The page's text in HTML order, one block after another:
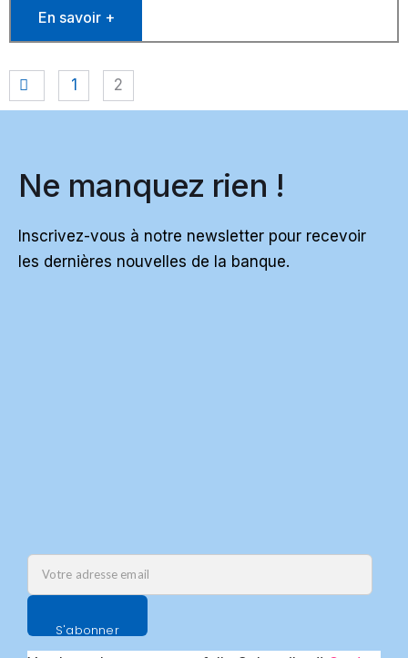
En savoir +
1 2
Ne manquez rien !
Inscrivez-vous à notre newsletter pour recevoir
les dernières nouvelles de la banque.
S'abonner